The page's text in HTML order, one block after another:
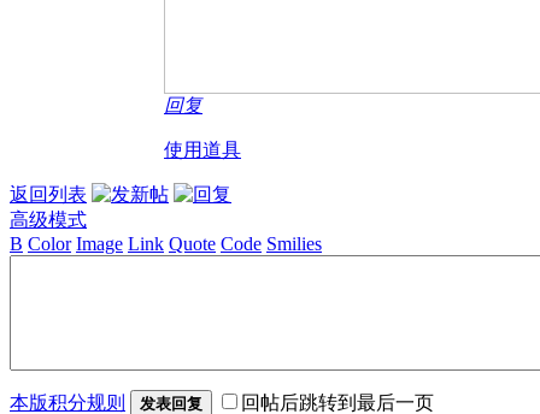
回复
使用道具
返回列表
高级模式
B Color Image Link Quote Code Smilies
本版积分规则 发表回复 回帖后跳转到最后一页